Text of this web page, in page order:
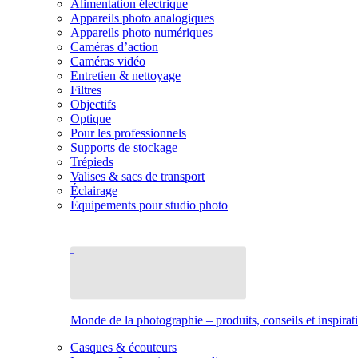
Alimentation électrique
Appareils photo analogiques
Appareils photo numériques
Caméras d’action
Caméras vidéo
Entretien & nettoyage
Filtres
Objectifs
Optique
Pour les professionnels
Supports de stockage
Trépieds
Valises & sacs de transport
Éclairage
Équipements pour studio photo
Monde de la photographie – produits, conseils et
Casques & écouteurs